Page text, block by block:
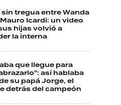
sin tregua entre Wanda
Icardi: un video
hijas volvió a
la interna
que llegue para
así hablaba
su papá Jorge, el
detrás del campeón